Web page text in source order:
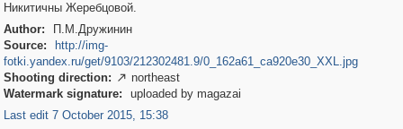
Никитичны Жеребцовой.
Author:
П.М.Дружинин
Source:
http://img-
fotki.yandex.ru/get/9103/212302481.9/0_162a61_ca920e30_XXL.jpg
Shooting direction:  northeast
Watermark signature:
uploaded by magazai
Last edit 7 October 2015, 15:38